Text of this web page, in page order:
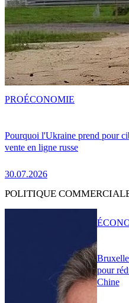
Pourquoi l'Ukraine prend pour
vente en ligne russe
30.07.2026
PROÉCONOMIE
POLITIQUE
pour
Chine